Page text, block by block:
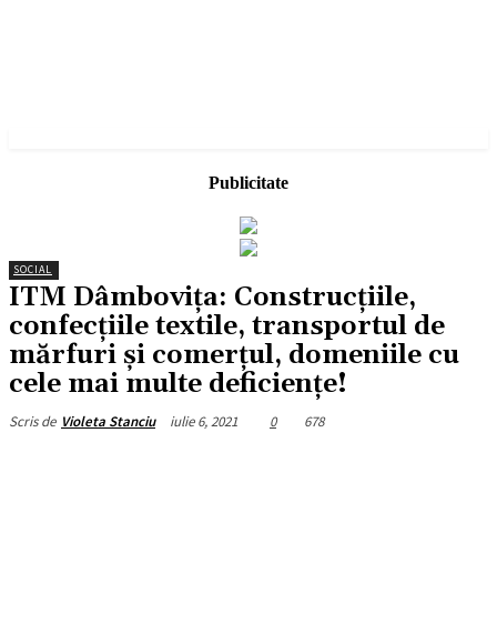
Publicitate
SOCIAL
ITM Dâmbovița: Construcțiile,
confecțiile textile, transportul de
mărfuri și comerțul, domeniile cu
cele mai multe deficiențe!
Scris de Violeta Stanciu iulie 6, 2021 0 678